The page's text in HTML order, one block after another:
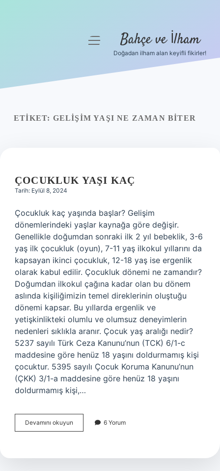
Yasal Uyarı
menüyü
Bahçe ve İlham
Doğadan ilham alan keyifli fikirler!
ETIKET: GELIŞIM YAŞI NE ZAMAN BITER
ÇOCUKLUK YAŞI KAÇ
Tarih: Eylül 8, 2024
Çocukluk kaç yaşında başlar? Gelişim
dönemlerindeki yaşlar kaynağa göre değişir.
Genellikle doğumdan sonraki ilk 2 yıl bebeklik, 3-6
yaş ilk çocukluk (oyun), 7-11 yaş ilkokul yıllarını da
kapsayan ikinci çocukluk, 12-18 yaş ise ergenlik
olarak kabul edilir. Çocukluk dönemi ne zamandır?
Doğumdan ilkokul çağına kadar olan bu dönem
aslında kişiliğimizin temel direklerinin oluştuğu
dönemi kapsar. Bu yıllarda ergenlik ve
yetişkinlikteki olumlu ve olumsuz deneyimlerin
nedenleri sıklıkla aranır. Çocuk yaş aralığı nedir?
5237 sayılı Türk Ceza Kanunu’nun (TCK) 6/1-c
maddesine göre henüz 18 yaşını doldurmamış kişi
çocuktur. 5395 sayılı Çocuk Koruma Kanunu’nun
(ÇKK) 3/1-a maddesine göre henüz 18 yaşını
doldurmamış kişi,…
Devamını okuyun Çocukluk
Yaşı
6 Yorum